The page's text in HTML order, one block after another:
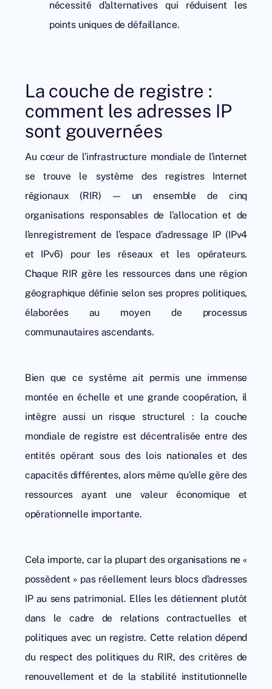
nécessité d’alternatives qui réduisent les
points uniques de défaillance.
La couche de registre :
comment les adresses IP
sont gouvernées
Au cœur de l’infrastructure mondiale de l’internet
se trouve le système des registres Internet
régionaux (RIR) — un ensemble de cinq
organisations responsables de l’allocation et de
l’enregistrement de l’espace d’adressage IP (IPv4
et IPv6) pour les réseaux et les opérateurs.
Chaque RIR gère les ressources dans une région
géographique définie selon ses propres politiques,
élaborées au moyen de processus
communautaires ascendants.
Bien que ce système ait permis une immense
montée en échelle et une grande coopération, il
intègre aussi un risque structurel : la couche
mondiale de registre est décentralisée entre des
entités opérant sous des lois nationales et des
capacités différentes, alors même qu’elle gère des
ressources ayant une valeur économique et
opérationnelle importante.
Cela importe, car la plupart des organisations ne «
possèdent » pas réellement leurs blocs d’adresses
IP au sens patrimonial. Elles les détiennent plutôt
dans le cadre de relations contractuelles et
politiques avec un registre. Cette relation dépend
du respect des politiques du RIR, des critères de
renouvellement et de la stabilité institutionnelle